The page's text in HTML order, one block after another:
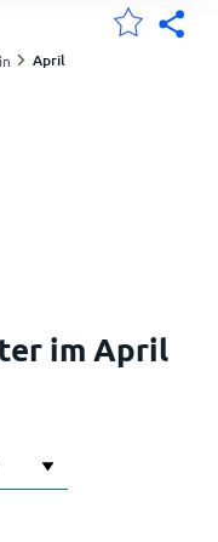
April
im April